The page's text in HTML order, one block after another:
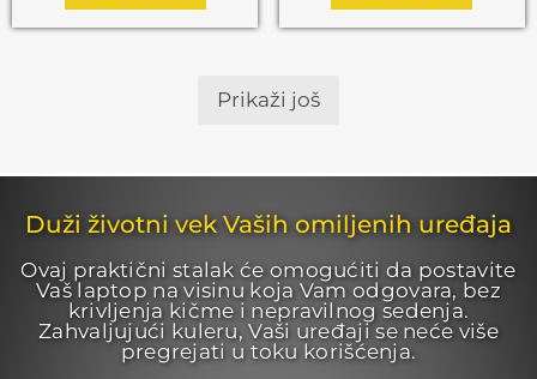
Prikaži još
Duži životni vek Vaših omiljenih uređaja
Ovaj praktični stalak će omogućiti da postavite
Vaš laptop na visinu koja Vam odgovara, bez
krivljenja kičme i nepravilnog sedenja.
Zahvaljujući kuleru, Vaši uređaji se neće više
pregrejati u toku korišćenja.